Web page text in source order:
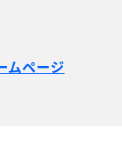
ムページ